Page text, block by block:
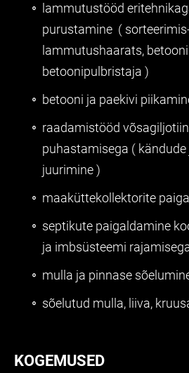
lammutustööd
purustamine (
lammutushaarats,
betoonipulbristaja )
betooni ja paekivi
raadamistööd
puhastamisega (
juurimine )
maaküttekollektorite
septikute paigaldamine
ja imbsüsteemi
mulla ja pinnase
sõelutud mulla, liiva,
KOGEMUSED